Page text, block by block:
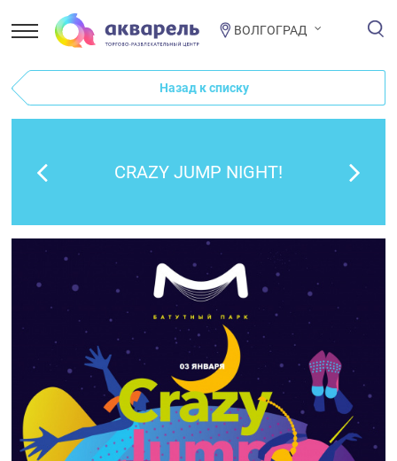
ВОЛГОГРАД
Назад к списку
CRAZY JUMP NIGHT!